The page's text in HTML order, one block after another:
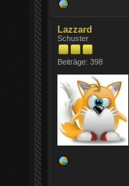
Lazzard
Schuster
Beiträge: 398